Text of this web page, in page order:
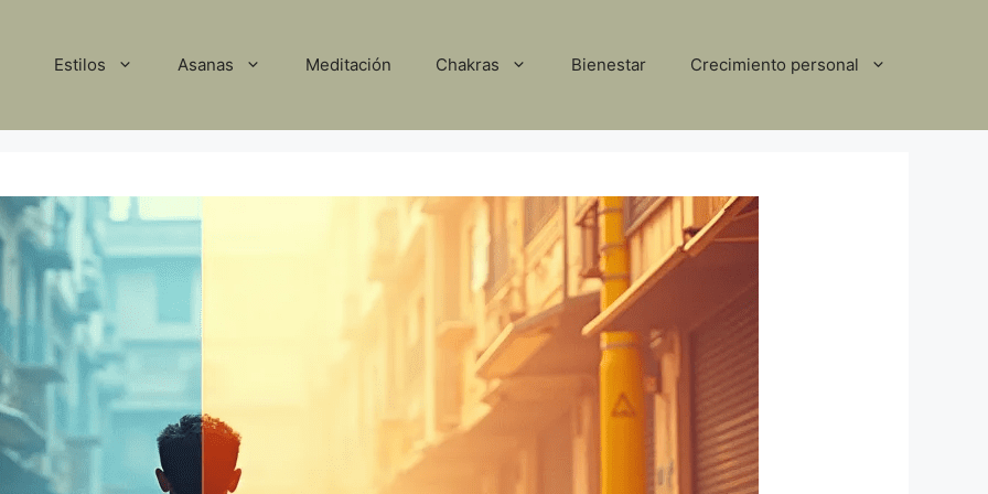
Estilos Asanas Meditación Chakras Bienestar Crecimiento personal